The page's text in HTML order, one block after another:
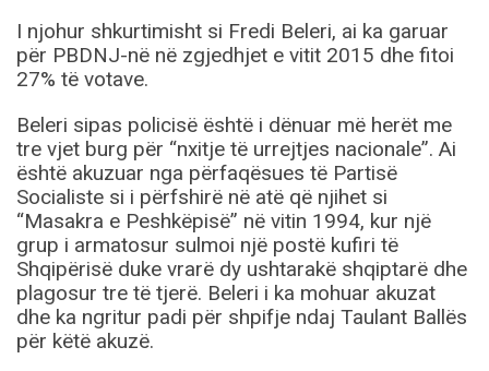
I njohur shkurtimisht si Fredi Beleri, ai ka garuar
për PBDNJ-në në zgjedhjet e vitit 2015 dhe fitoi
27% të votave.
Beleri sipas policisë është i dënuar më herët me
tre vjet burg për “nxitje të urrejtjes nacionale”. Ai
është akuzuar nga përfaqësues të Partisë
Socialiste si i përfshirë në atë që njihet si
“Masakra e Peshkëpisë” në vitin 1994, kur një
grup i armatosur sulmoi një postë kufiri të
Shqipërisë duke vrarë dy ushtarakë shqiptarë dhe
plagosur tre të tjerë. Beleri i ka mohuar akuzat
dhe ka ngritur padi për shpifje ndaj Taulant Ballës
për këtë akuzë.